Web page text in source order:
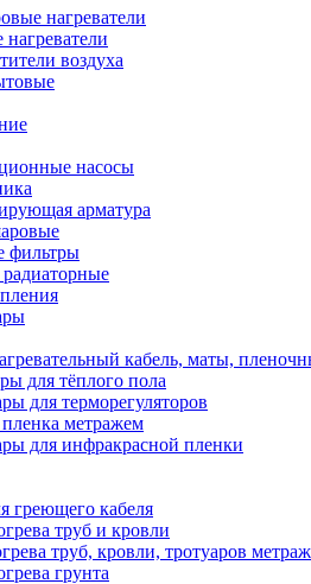
нагреватели
воздуха
насосы
арматура
фильтры
кабель, маты,
для тёплого пола
для терморегуляторов
метражем
для инфракрасной пленки
греющего кабеля
труб и кровли
труб, кровли, тротуаров
грунта